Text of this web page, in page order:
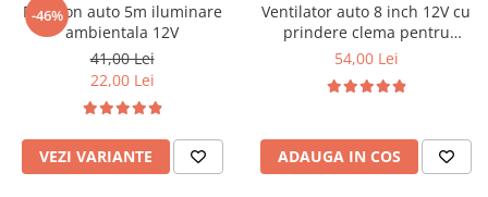
Suporti Pahar Auto
Suporti Telefon Auto
Tetiera Auto
-46%
Fir neon auto 5m iluminare
ambientala 12V
41,00 Lei
22,00 Lei
VEZI VARIANTE
Ventilator auto 8 inch 12V cu
prindere clema pentru
masina
54,00 Lei
ADAUGA IN COS